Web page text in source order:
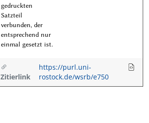
gedruckten
Satzteil
verbunden, der
entsprechend nur
einmal gesetzt ist.
Zitierlink
https://purl.uni-
rostock.de/wsrb/e750